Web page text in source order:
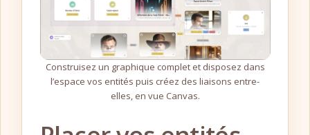
Construisez un graphique complet et disposez dans
l’espace vos entités puis créez des liaisons entre-
elles, en vue Canvas.